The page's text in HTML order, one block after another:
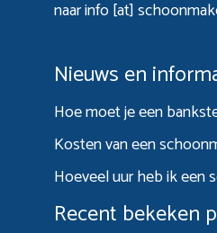
naar info [at]
Nieuws en
Hoe moet je een
Kosten van een
Hoeveel uur heb ik een
Recent bekeken